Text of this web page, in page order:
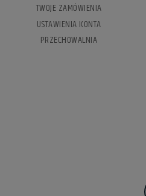
TWOJE ZAMÓWIENIA
USTAWIENIA KONTA
PRZECHOWALNIA